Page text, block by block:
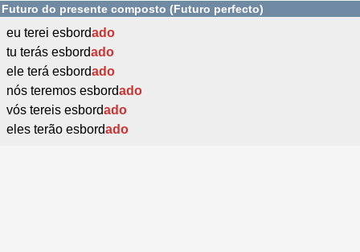
Futuro do presente composto (Futuro perfecto)
eu terei esbordado
tu terás esbordado
ele terá esbordado
nós teremos esbordado
vós tereis esbordado
eles terão esbordado